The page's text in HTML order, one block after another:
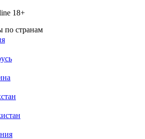
18+
по странам